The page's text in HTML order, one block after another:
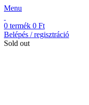
Menu
0 termék 0 Ft
Belépés / regisztráció
Sold out